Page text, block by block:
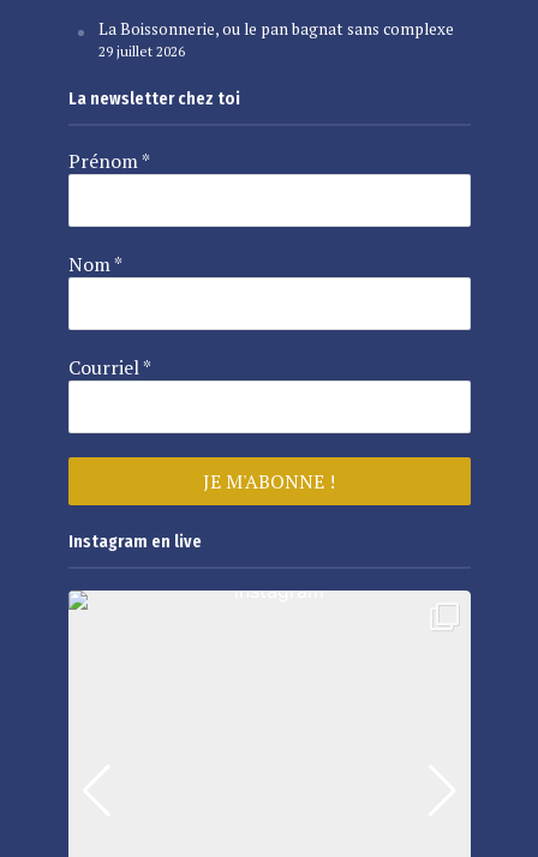
La Boissonnerie, ou le pan bagnat sans complexe
29 juillet 2026
La newsletter chez toi
Prénom*
Nom*
Courriel*
Instagram en live